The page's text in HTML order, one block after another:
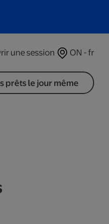
une session ON - fr
prêts le jour même